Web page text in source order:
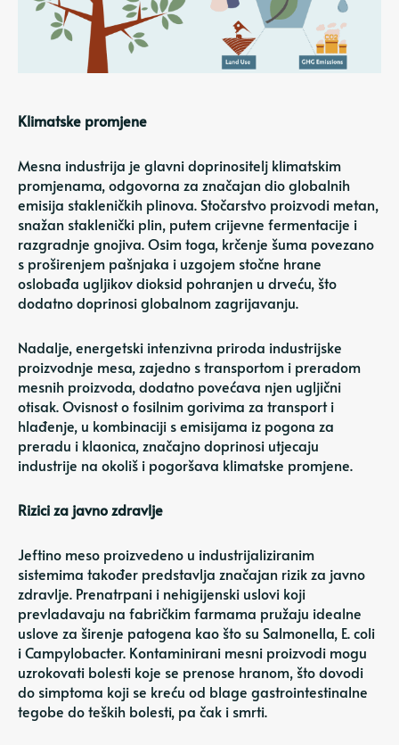
Klimatske promjene
Mesna industrija je glavni doprinositelj klimatskim
promjenama, odgovorna za značajan dioglobalnih
emisija stakleničkih plinova. Stočarstvo proizvodi metan,
snažan staklenički plin, putem crijevne fermentacije i
razgradnje gnojiva. Osim toga, krčenje šuma povezano
s proširenjem pašnjaka i uzgojem stočne hrane
oslobađa ugljikov dioksid pohranjen u drveću, što
dodatno doprinosi globalnom zagrijavanju.
Nadalje, energetski intenzivna priroda industrijske
proizvodnje mesa, zajedno s transportom i preradom
mesnih proizvoda, dodatno povećava njen ugljični
otisak. Ovisnost o fosilnim gorivima za transport i
hlađenje, u kombinaciji s emisijama iz pogona za
preradu i klaonica, značajno doprinosi utjecaju
industrije na okoliš i pogoršava klimatske promjene.
Rizici za javno zdravlje
Jeftino meso proizvedeno u industrijaliziranim
sistemima također predstavlja značajan rizik za javno
zdravlje. Prenatrpani i nehigijenski uslovi koji
prevladavaju na fabričkim farmama pružaju idealne
uslove za širenje patogena kao što su Salmonella, E. coli
i Campylobacter. Kontaminirani mesni proizvodi mogu
uzrokovati bolesti koje se prenose hranom, što dovodi
do simptoma koji se kreću od blage gastrointestinalne
tegobe do teških bolesti, pa čak i smrti.